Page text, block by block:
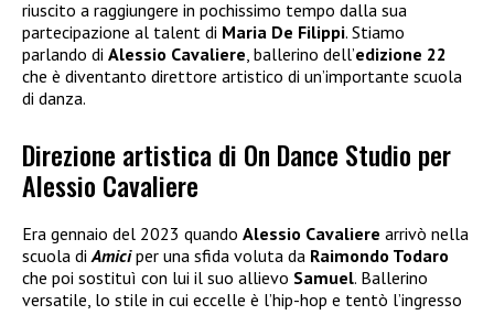
riuscito a raggiungere in pochissimo tempo dalla sua
partecipazione al talent di Maria De Filippi. Stiamo
parlando di Alessio Cavaliere, ballerino dell’edizione 22
che è diventanto direttore artistico di un’importante scuola
di danza.
Direzione artistica di On Dance Studio per
Alessio Cavaliere
Era gennaio del 2023 quando Alessio Cavaliere arrivò nella
scuola di Amiciper una sfida voluta da Raimondo Todaro
che poi sostituì con lui il suo allievo Samuel. Ballerino
versatile, lo stile in cui eccelle è l’hip-hop e tentò l’ingresso